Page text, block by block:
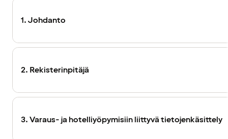
1. Johdanto
2. Rekisterinpitäjä
3. Varaus- ja hotelliyöpymisiin liittyvä tietojenkäsittely